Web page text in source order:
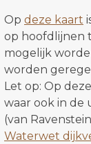
Op deze kaart
op hoofdlijnen
mogelijk
worden
Let op: Op
waar ook in de
(van
Waterwet